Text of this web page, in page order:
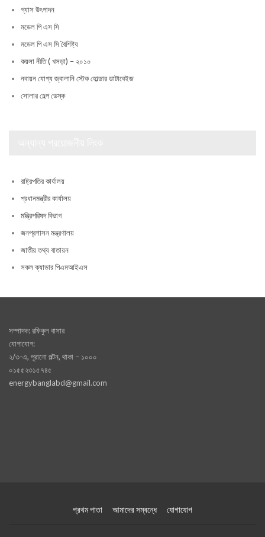
গ্যাস উৎপাদন
মডেল পি এস সি
মডেল পি এস সি বৈশিষ্ট্য
কয়লা নীতি ( খসড়া) – ২০১০
নবায়ন যোগ্য জ্বালানি স্টেক হোল্ডার ডাটাবেইজ
সোলার হেল্প ডেস্ক
রাষ্ট্রপতির কার্যালয়
প্রধানমন্ত্রীর কার্যালয়
মন্ত্রিপরিষদ বিভাগ
জনপ্রশাসন মন্ত্রণালয়
জাতীয় তথ্য বাতায়ন
সকল ক্যাডার পিএমআইএস
সম্পাদক: রফিকুল বাসার
যোগাযোগ:
২/৩-এ, পূরানো পল্টন, থাকা – ১০০০
০১৫৫২৩১৫৭৪৫
energybanglabd@gmail.com
প্রথম পাতা আমাদের সম্বন্ধে যোগাযোগ